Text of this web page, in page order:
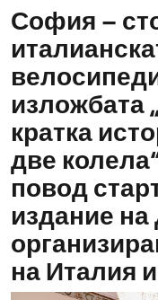
София –
изложбата
кратка
две
повод
издание
на Италия и